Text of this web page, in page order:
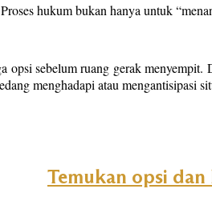
hukum bukan hanya untuk
opsi sebelum ruang gerak
menghadapi atau mengantisipasi
Temukan opsi